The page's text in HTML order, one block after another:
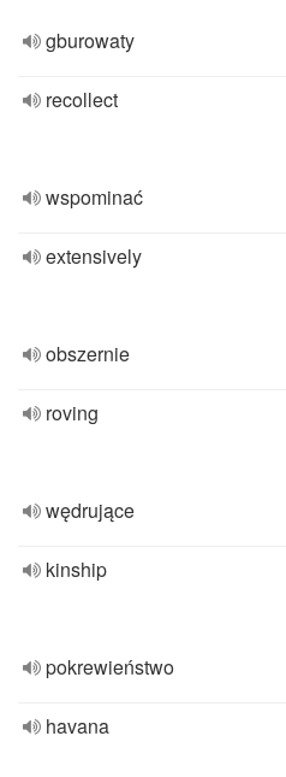
gburowaty
recollect
wspominać
extensively
obszernie
roving
wędrujące
kinship
pokrewieństwo
havana